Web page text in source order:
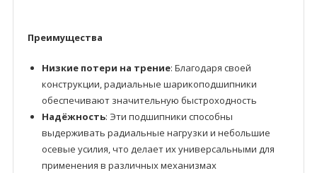
Преимущества
Низкие потери на трение: Благодаря своей
конструкции, радиальные шарикоподшипники
обеспечивают значительную быстроходность
Надёжность: Эти подшипники способны
выдерживать радиальные нагрузки и небольшие
осевые усилия, что делает их универсальными для
применения в различных механизмах